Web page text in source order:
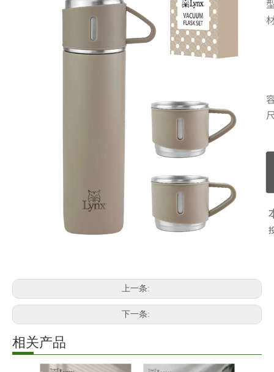
上一条:
下一条:
相关产品